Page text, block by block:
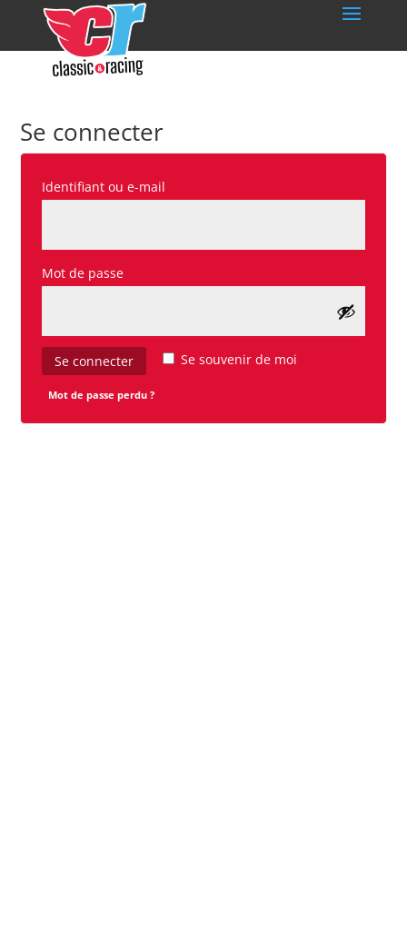
Se connecter
Identifiant ou e-mail
Mot de passe
Se souvenir de moi
Se connecter
Mot de passe perdu ?